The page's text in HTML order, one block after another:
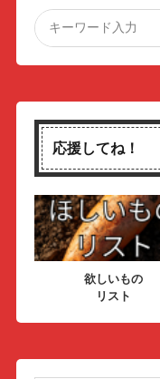
応援してね！
欲しいもの
リスト